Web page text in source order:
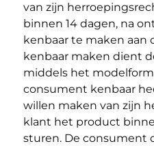
van zijn
binnen 14 dagen, na
kenbaar te maken aan
kenbaar maken dient
middels het
consument kenbaar
willen maken van zijn
klant het product
sturen. De consument